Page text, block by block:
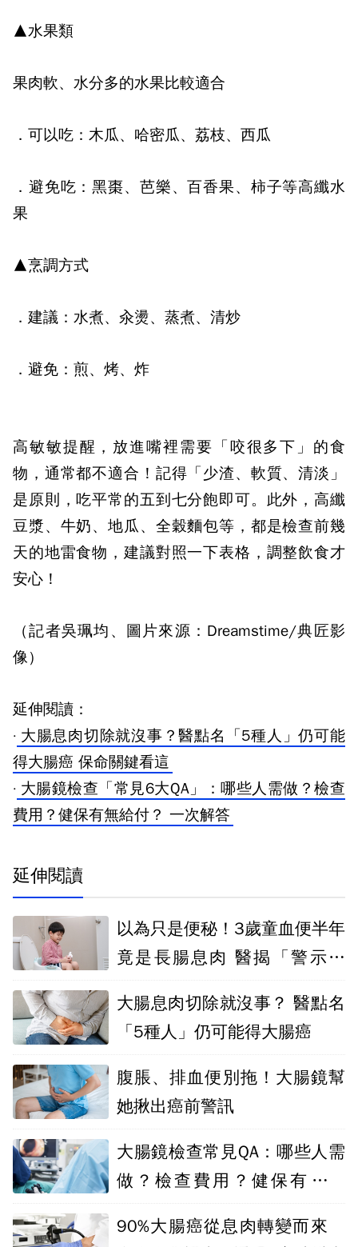
▲水果類
果肉軟、水分多的水果比較適合
．可以吃： 木瓜、哈密瓜、荔枝、西瓜
．避免吃：黑棗、芭樂、百香果、柿子等高纖水
果
▲烹調方式
．建議： 水煮、汆燙、蒸煮、清炒
．避免： 煎、烤、炸
高敏敏提醒，放進嘴裡需要「咬很多下」的食
物，通常都不適合！記得「少渣、軟質、清淡」
是原則，吃平常的五到七分飽即可。此外，高纖
豆漿、牛奶、地瓜、全穀麵包等，都是檢查前幾
天的地雷食物，建議對照一下表格，調整飲食才
安心！
（記者吳珮均、圖片來源：Dreamstime/典匠影
像）
延伸閱讀：
· 大腸息肉切除就沒事？醫點名「5種人」仍可能
得大腸癌 保命關鍵看這
· 大腸鏡檢查「常見6大QA」：哪些人需做？檢查
費用？健保有無給付？ 一次解答
延伸閱讀
以為只是便秘！3歲童血便半年
竟是長腸息肉 醫揭「警示症
大腸息肉切除就沒事？ 醫點名
「5種人」仍可能得大腸癌
腹脹、排血便別拖！大腸鏡幫
她揪出癌前警訊
大腸鏡檢查常見QA：哪些人需
做？檢查費用？健保有無給
90%大腸癌從息肉轉變而來